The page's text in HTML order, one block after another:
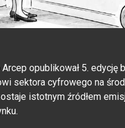
opublikował 5. edycję
sektora cyfrowego na
istotnym źródłem